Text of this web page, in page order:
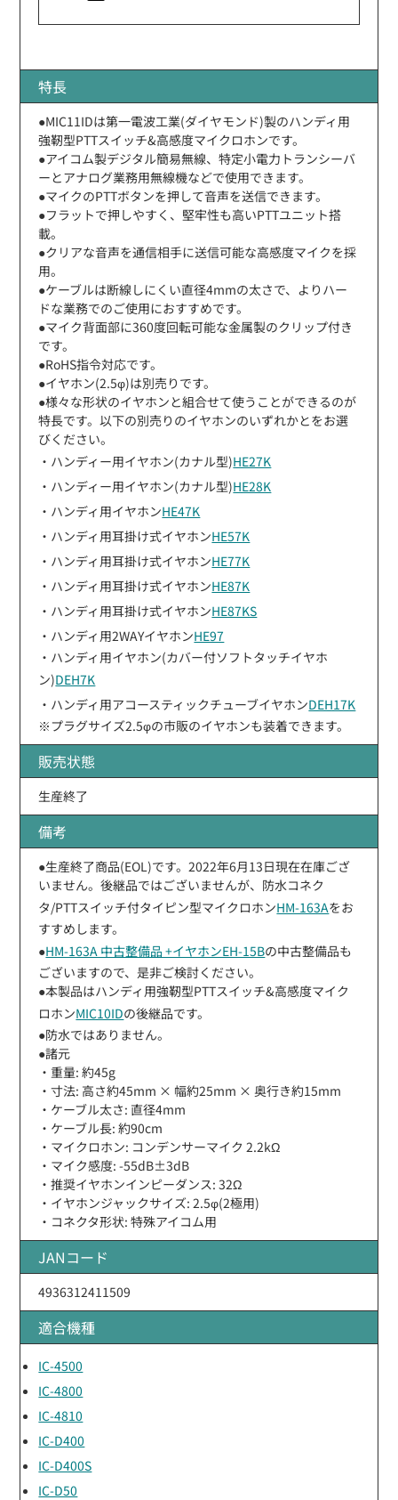
特長
●MIC11IDは第一電波工業(ダイヤモンド)製のハンディ用
強靭型PTTスイッチ&高感度マイクロホンです。
●アイコム製デジタル簡易無線、特定小電力トランシーバ
ーとアナログ業務用無線機などで使用できます。
●マイクのPTTボタンを押して音声を送信できます。
●フラットで押しやすく、堅牢性も高いPTTユニット搭
載。
●クリアな音声を通信相手に送信可能な高感度マイクを採
用。
●ケーブルは断線しにくい直径4mmの太さで、よりハー
ドな業務でのご使用におすすめです。
●マイク背面部に360度回転可能な金属製のクリップ付き
です。
●RoHS指令対応です。
●イヤホン(2.5φ)は別売りです。
●様々な形状のイヤホンと組合せて使うことができるのが
特長です。以下の別売りのイヤホンのいずれかとをお選
びください。
・ハンディー用イヤホン(カナル型)HE27K
・ハンディー用イヤホン(カナル型)HE28K
・ハンディ用イヤホンHE47K
・ハンディ用耳掛け式イヤホンHE57K
・ハンディ用耳掛け式イヤホンHE77K
・ハンディ用耳掛け式イヤホンHE87K
・ハンディ用耳掛け式イヤホンHE87KS
・ハンディ用2WAYイヤホンHE97
・ハンディ用イヤホン(カバー付ソフトタッチイヤホ
ン)DEH7K
・ハンディ用アコースティックチューブイヤホンDEH17K
※プラグサイズ2.5φの市販のイヤホンも装着できます。
販売状態
生産終了
備考
●生産終了商品(EOL)です。2022年6月13日現在在庫ござ
いません。後継品ではございませんが、防水コネク
タ/PTTスイッチ付タイピン型マイクロホンHM-163Aをお
すすめします。
●HM-163A 中古整備品 +イヤホンEH-15Bの中古整備品も
ございますので、是非ご検討ください。
●本製品はハンディ用強靭型PTTスイッチ&高感度マイク
ロホンMIC10IDの後継品です。
●防水ではありません。
●諸元
・重量: 約45g
・寸法: 高さ約45mm × 幅約25mm × 奥行き約15mm
・ケーブル太さ: 直径4mm
・ケーブル長: 約90cm
・マイクロホン: コンデンサーマイク 2.2kΩ
・マイク感度: -55dB±3dB
・推奨イヤホンインピーダンス: 32Ω
・イヤホンジャックサイズ: 2.5φ(2極用)
・コネクタ形状: 特殊アイコム用
JANコード
4936312411509
適合機種
IC-4500
IC-4800
IC-4810
IC-D400
IC-D400S
IC-D50